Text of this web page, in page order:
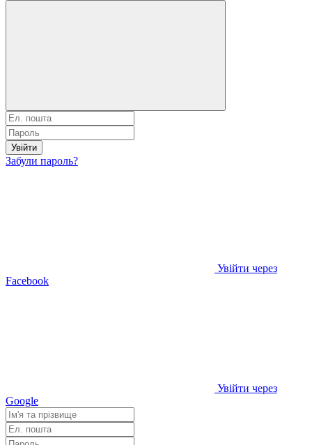
Увійти
Забули пароль?
Увійти через
Facebook
Увійти через
Google